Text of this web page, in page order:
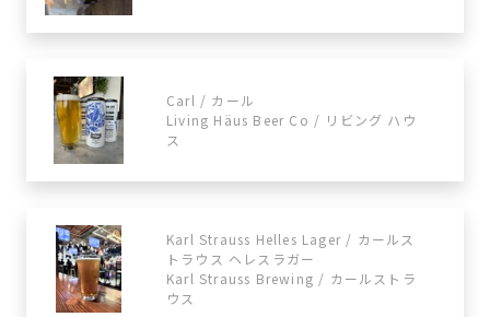
Carl / カール
Living Häus Beer Co / リビング ハウ
ス
Karl Strauss Helles Lager / カールス
トラウス ヘレスラガー
Karl Strauss Brewing / カールストラ
ウス